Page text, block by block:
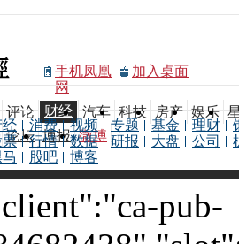
手机凤凰
网
加入桌面
评论 财经 汽车 科技 房产 娱乐
论坛 博报 微博
经 消费 视频 专题 基金 理财
票 行情 数据 研报 大盘 公司
股吧 博客
pub-